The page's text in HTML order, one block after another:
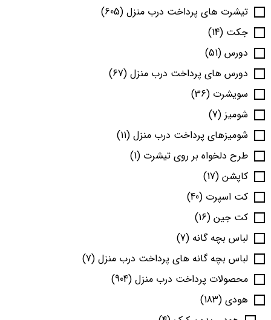
تیشرت های پرداخت درب منزل (605)
جکت (14)
دورس (51)
دورس های پرداخت درب منزل (67)
سویشرت (36)
شومیز (7)
شومیزهای پرداخت درب منزل (11)
طرح دلخواه بر روی تیشرت (1)
کاپشن (17)
کت اسپرت (40)
کت جین (16)
لباس بچه گانه (7)
لباس بچه گانه های پرداخت درب منزل (7)
محصولات پرداخت درب منزل (904)
هودی (183)